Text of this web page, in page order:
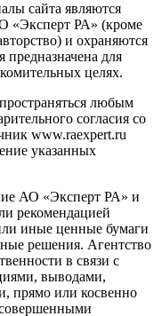
сайта являются
«Эксперт РА» (кроме
и охраняются
для
целях.
любым
согласия со
www.raexpert.ru
указанных
АО «Эксперт РА» и
рекомендацией
иные ценные бумаги
решения. Агентство
в связи с
выводами,
прямо или косвенно